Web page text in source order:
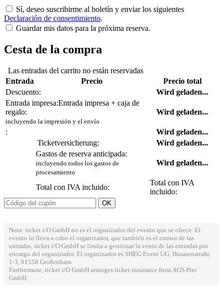
Sí, deseo suscribirme al boletín y enviar los siguientes
Declaración de consentimiento.
Guardar mis datos para la próxima reserva.
Cesta de la compra
Las entradas del carrito no están reservadas
Entrada
Precio
Precio total
Descuento:
Wird geladen...
Entrada impresa:Entrada impresa + caja de
regalo:
incluyendo la impresión y el envío
Wird geladen...
:
Wird geladen...
Ticketversicherung:
Wird geladen...
Gastos de reserva anticipada:
incluyendo todos los gastos de
procesamiento
Wird geladen...
Total con IVA incluido:
Total con IVA
incluido:
Nota: ticket i/O GmbH no es el organizador del evento que se ofrece. El
evento lo lleva a cabo el organizador, que también es el emisor de las
entradas. ticket i/O GmbH se limita a gestionar la venta de las entradas por
encargo del organizador. El organizador es SHEG Event UG, Husarenstraße
1-3, 01558 Großenhain
Furthermore, ticket i/O GmbH arranges ticket insurance from AGS Pier
GmbH.